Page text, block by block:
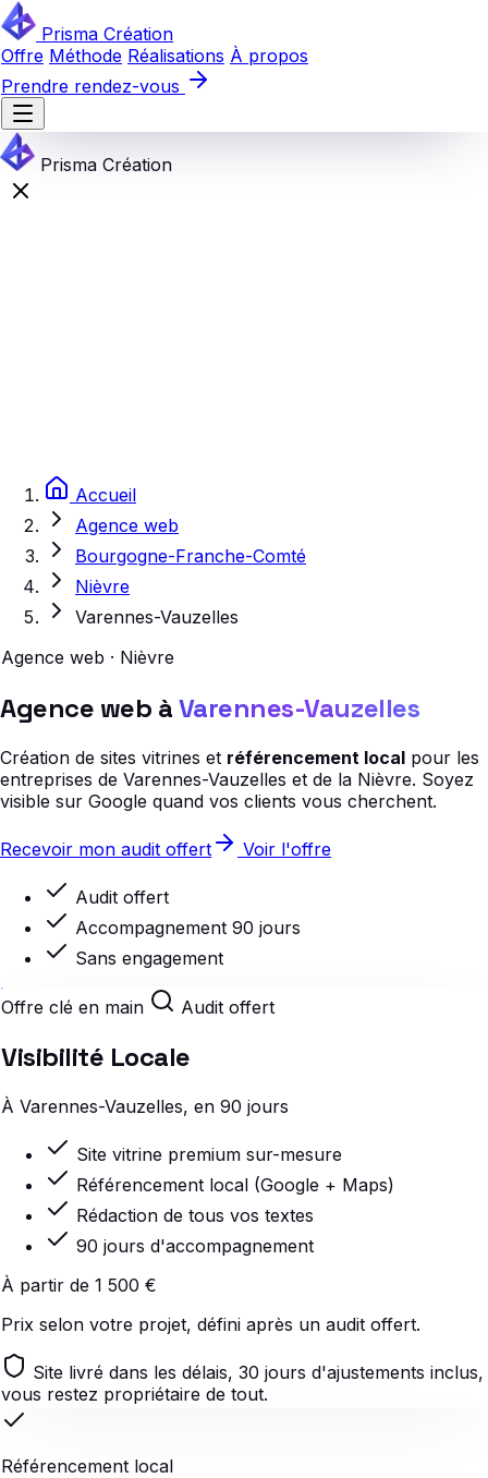
Prisma Création
Offre Méthode Réalisations À propos
Prendre rendez-vous
Prisma Création
Accueil
Agence web
Bourgogne-Franche-Comté
Nièvre
Varennes-Vauzelles
Agence web · Nièvre
Agence web àVarennes-Vauzelles
Création de sites vitrines et référencement local pour les
entreprises de Varennes-Vauzelles et de la Nièvre. Soyez
visible sur Google quand vos clients vous cherchent.
Recevoir mon audit offert Voir l'offre
Audit offert
Accompagnement 90 jours
Sans engagement
Offre clé en main Audit offert
Visibilité Locale
À Varennes-Vauzelles, en 90 jours
Site vitrine premium sur-mesure
Référencement local (Google + Maps)
Rédaction de tous vos textes
90 jours d'accompagnement
À partir de 1 500 €
Prix selon votre projet, défini après un audit offert.
Site livré dans les délais, 30 jours d'ajustements inclus,
vous restez propriétaire de tout.
Référencement local